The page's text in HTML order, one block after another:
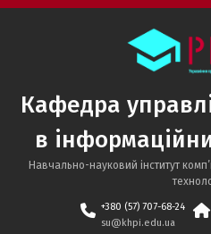
технологіях!
Вступна кампанія
саме час
документи
випускників
Кафедра
в
Навчально-науковий інститут
+380 (57) 707-68-24
su@khpi.edu.ua